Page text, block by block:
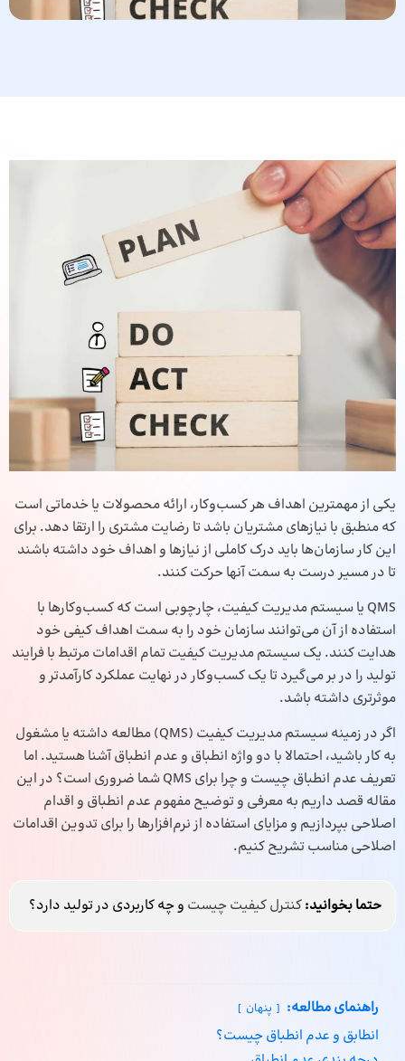
یکی از مهمترین اهداف هر کسب‌وکار، ارائه محصولات یا خدماتی است
که منطبق با نیازهای مشتریان باشد تا رضایت مشتری را ارتقا دهد. برای
این کار سازمان‌ها باید درک کاملی از نیازها و اهداف خود داشته باشند
تا در مسیر درست به سمت آنها حرکت کنند.
QMS یا سیستم مدیریت کیفیت، چارچوبی است که کسب‌وکارها با
استفاده از آن می‌توانند سازمان خود را به سمت اهداف کیفی خود
هدایت کنند. یک سیستم مدیریت کیفیت تمام اقدامات مرتبط با فرایند
تولید را در بر می‌گیرد تا یک کسب‌وکار در نهایت عملکرد کارآمدتر و
موثرتری داشته باشد.
اگر در زمینه سیستم مدیریت کیفیت (QMS) مطالعه داشته یا مشغول
به کار باشید، احتمالا با دو واژه انطباق و عدم انطباق آشنا هستید. اما
تعریف عدم انطباق چیست و چرا برای QMS شما ضروری است؟ در این
مقاله قصد داریم به معرفی و توضیح مفهوم عدم انطباق و اقدام
اصلاحی بپردازیم و مزایای استفاده از نرم‌افزارها را برای تدوین اقدامات
اصلاحی مناسب تشریح کنیم.
حتما بخوانید:کنترل کیفیت چیست و چه کاربردی در تولید دارد؟
راهنمای مطالعه: پنهان
انطابق و عدم انطباق چیست؟